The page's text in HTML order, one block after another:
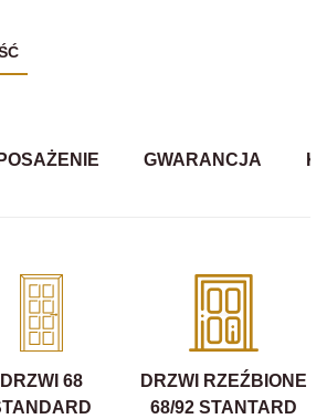
GWARANCJA
DRZWI 68
DRZWI RZEŹBIONE
68/92 STANTARD